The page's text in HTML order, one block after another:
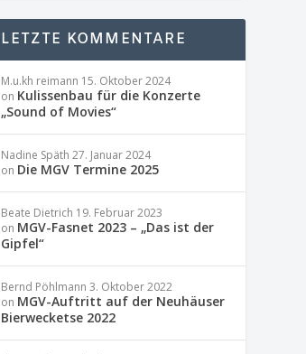
LETZTE KOMMENTARE
M.u.kh reimann 15. Oktober 2024
on Kulissenbau für die Konzerte
„Sound of Movies“
Nadine Späth 27. Januar 2024
on Die MGV Termine 2025
Beate Dietrich 19. Februar 2023
on MGV-Fasnet 2023 – „Das ist der
Gipfel“
Bernd Pöhlmann 3. Oktober 2022
on MGV-Auftritt auf der Neuhäuser
Bierwecketse 2022